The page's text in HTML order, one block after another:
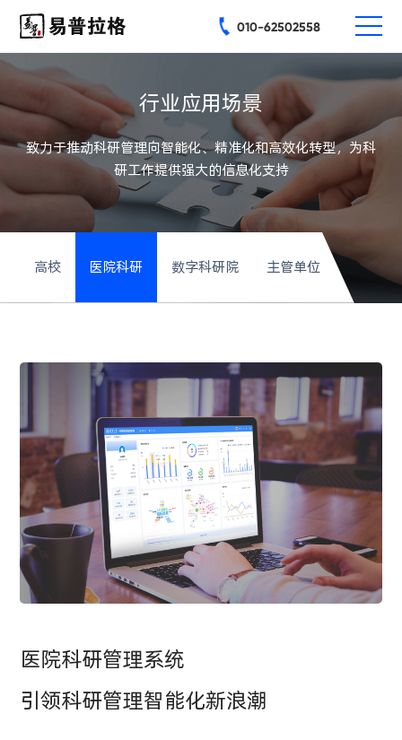
010-62502558
行业应用场景
致力于推动科研管理向智能化、精准化和高效化转型，为科
研工作提供强大的信息化支持
高校 医院科研 数字科研院 主管单位
医院科研管理系统
引领科研管理智能化新浪潮